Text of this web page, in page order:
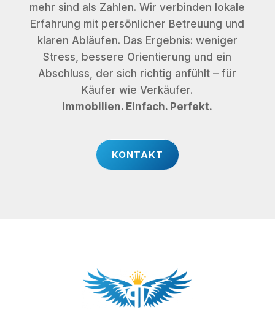
mehr sind als Zahlen. Wir verbinden lokale
Erfahrung mit persönlicher Betreuung und
klaren Abläufen. Das Ergebnis: weniger
Stress, bessere Orientierung und ein
Abschluss, der sich richtig anfühlt – für
Käufer wie Verkäufer.
Immobilien. Einfach. Perfekt.
KONTAKT